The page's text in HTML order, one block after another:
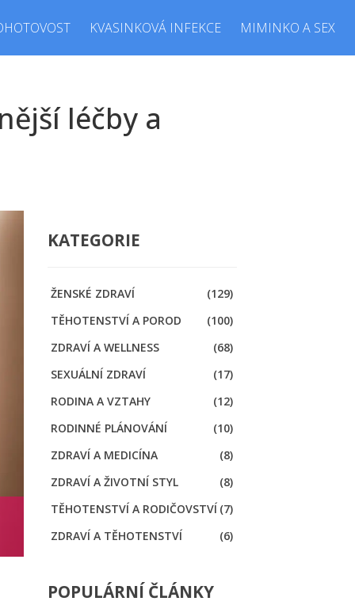
KVASINKOVÁ INFEKCE MIMINKO A SEX
léčby a
KATEGORIE
ŽENSKÉ ZDRAVÍ
(129)
TĚHOTENSTVÍ A POROD
(100)
ZDRAVÍ A WELLNESS
(68)
SEXUÁLNÍ ZDRAVÍ
(17)
RODINA A VZTAHY
(12)
RODINNÉ PLÁNOVÁNÍ
(10)
ZDRAVÍ A MEDICÍNA
(8)
ZDRAVÍ A ŽIVOTNÍ STYL
(8)
TĚHOTENSTVÍ A RODIČOVSTVÍ (7)
ZDRAVÍ A TĚHOTENSTVÍ
(6)
POPULÁRNÍ ČLÁNKY